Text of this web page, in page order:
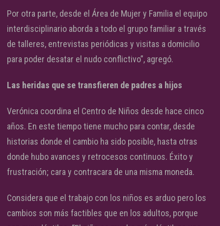
Por otra parte, desde el Área de Mujer y Familia el equipo
interdisciplinario aborda a todo el grupo familiar a través
de talleres, entrevistas periódicas y visitas a domicilio
para poder desatar el nudo conflictivo”, agregó.
Las heridas que se transfieren de padres a hijos
Verónica coordina el Centro de Niños desde hace cinco
años. En este tiempo tiene mucho para contar, desde
historias donde el cambio ha sido posible, hasta otras
donde hubo avances y retrocesos continuos. Éxito y
frustración; cara y contracara de una misma moneda.
Considera que el trabajo con los niños es arduo pero los
cambios son más factibles que en los adultos, porque